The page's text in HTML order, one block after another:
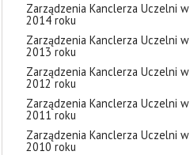
Zarządzenia Kanclerza Uczelni w
2014 roku
Zarządzenia Kanclerza Uczelni w
2013 roku
Zarządzenia Kanclerza Uczelni w
2012 roku
Zarządzenia Kanclerza Uczelni w
2011 roku
Zarządzenia Kanclerza Uczelni w
2010 roku